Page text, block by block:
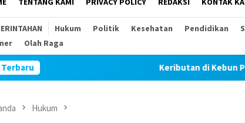
Hukum Politik Kesehatan Pendidikan
Olah Raga
Terbaru Keributan di Kebun PT LAU Landak, 3
Hukum